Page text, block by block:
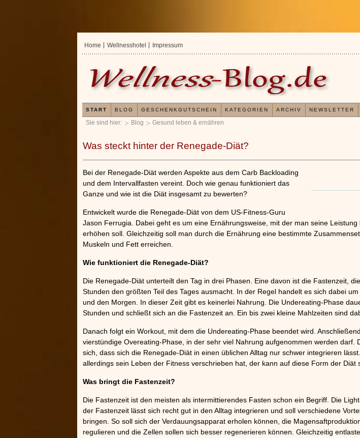
Sie sind hier: Blog Gesund leben & ernähren
Was steckt hinter der Renegade-Diät?
Bei der Renegade-Diät werden Aspekte aus dem Carb Backloading
und dem Intervallfasten vereint. Doch wie genau funktioniert das
Ganze und wie ist die Diät insgesamt zu bewerten?
Entwickelt wurde die Renegade-Diät von dem US-Fitness-Guru
Jason Ferrugia. Dabei geht es um eine Ernährungsweise, mit der man seine Leistung
erhöhen soll. Gleichzeitig soll man durch die Ernährung eine bestimmte
Muskeln und Fett erreichen.
Wie funktioniert die Renegade-Diät?
Die Renegade-Diät unterteilt den Tag in drei Phasen. Eine davon ist die Fastenzeit,
Stunden den größten Teil des Tages ausmacht. In der Regel handelt es sich dabei
und den Morgen. In dieser Zeit gibt es keinerlei Nahrung. Die Undereating-Phase
Stunden und schließt sich an die Fastenzeit an. Ein bis zwei kleine Mahlzeiten sind
Danach folgt ein Workout, mit dem die Undereating-Phase beendet wird.
vierstündige Overeating-Phase, in der sehr viel Nahrung aufgenommen werden darf.
sich, dass sich die Renegade-Diät in einen üblichen Alltag nur schwer integrieren
allerdings sein Leben der Fitness verschrieben hat, der kann auf diese Form der Diät
Was bringt die Fastenzeit?
Die Fastenzeit ist den meisten als intermittierendes Fasten schon ein Begriff. Die
der Fastenzeit lässt sich recht gut in den Alltag integrieren und soll verschiedene
bringen. So soll sich der Verdauungsapparat erholen können, die
regulieren und die Zellen sollen sich besser regenerieren können. Gleichzeitig
x
Erfahrungen mit und Anwendungsweisen von
Kieselsäuregel
»»»
Kleines Wellness 1x1
»»»
Home Wellnesshotel Impressum
START BLOG GESCHENKGUTSCHEIN KATEGORIEN ARCHIV NEWSLETTER